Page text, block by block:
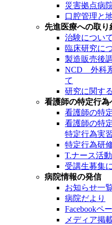
災害拠点病
口腔管理と
先進医療への取り
治験について
臨床研究に
製造販売後
NCD 外科
て
研究に関す
看護師の特定行為
看護師の特
看護師の特
特定行為実
特定行為研
T.ナース活
受講生募集
病院情報の発信
お知らせ一
病院だより
Facebookペ
メディア掲